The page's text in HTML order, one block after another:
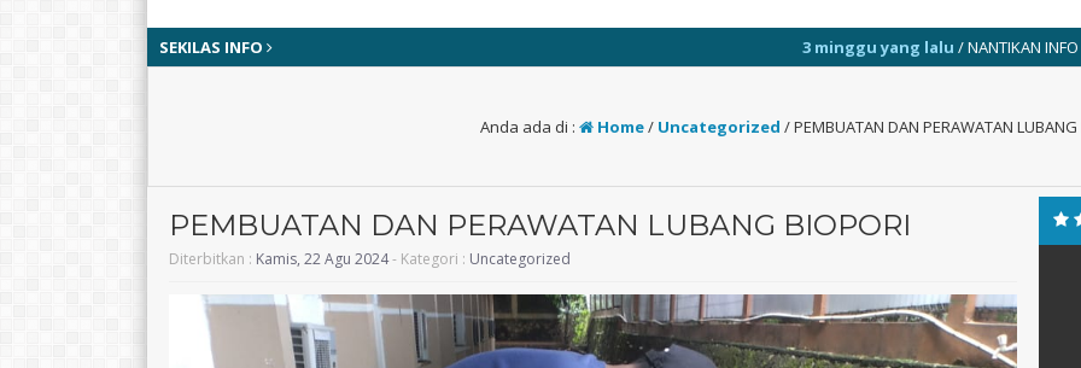
SEKILAS INFO 3 minggu yang lalu/ NANTIKAN INFO TERKINI
Anda ada di : Home/ Uncategorized /PEMBUATAN DAN PERAWATAN LUBANG
PEMBUATAN DAN PERAWATAN LUBANG BIOPORI
Diterbitkan : Kamis, 22 Agu 2024- Kategori : Uncategorized